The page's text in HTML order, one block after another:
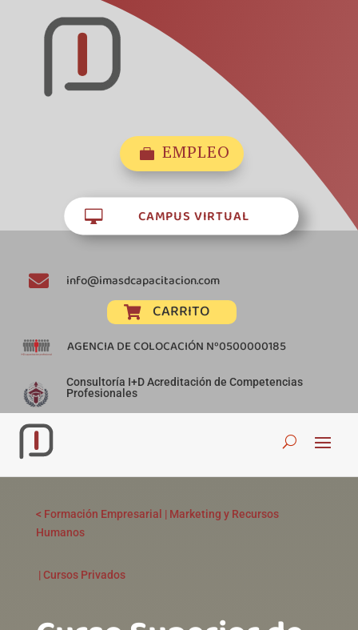
 EMPLEO
 CAMPUS VIRTUAL
 info@imasdcapacitacion.com
 CARRITO
AGENCIA DE COLOCACIÓN Nº0500000185
Consultoría I+D Acreditación de Competencias
Profesionales
< Formación Empresarial | Marketing y Recursos
Humanos
|Cursos Privados